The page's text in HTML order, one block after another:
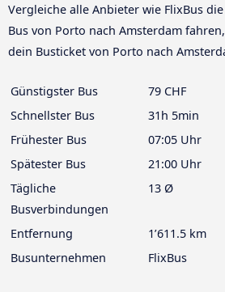
Vergleiche alle Anbieter wie FlixBus
Bus von Porto nach Amsterdam
dein Busticket von Porto nach
Günstigster Bus
79 CHF
Schnellster Bus
31h 5min
Frühester Bus
07:05 Uhr
Spätester Bus
21:00 Uhr
Tägliche
Busverbindungen
13 Ø
Entfernung
1’611.5 km
Busunternehmen
FlixBus